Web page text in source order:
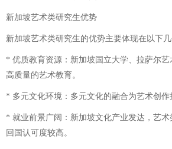
新加坡艺术类研究生优势
新加坡艺术类研究生的优势主要体现在以下几
* 优质教育资源：新加坡国立大学、拉萨尔
高质量的艺术教育。
* 多元文化环境：多元文化的融合为艺术创作
* 就业前景广阔：新加坡文化产业发达，艺术
回国认可度较高。